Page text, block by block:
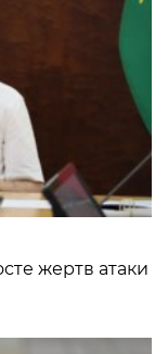
жертв атаки